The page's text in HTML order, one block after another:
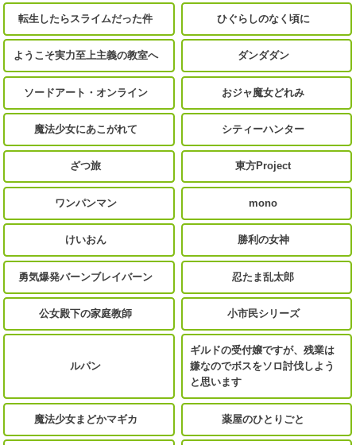
転生したらスライムだった件 ひぐらしのなく頃に
ようこそ実力至上主義の教室へ ダンダダン
ソードアート・オンライン おジャ魔女どれみ
魔法少女にあこがれて シティーハンター
ざつ旅 東方Project
ワンパンマン mono
けいおん 勝利の女神
勇気爆発バーンブレイバーン 忍たま乱太郎
公女殿下の家庭教師 小市民シリーズ
ルパン
ギルドの受付嬢ですが、残業は
嫌なのでボスをソロ討伐しよう
と思います
魔法少女まどかマギカ 薬屋のひとりごと